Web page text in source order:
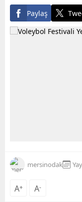
Paylaş
mersinodak
A+ A-